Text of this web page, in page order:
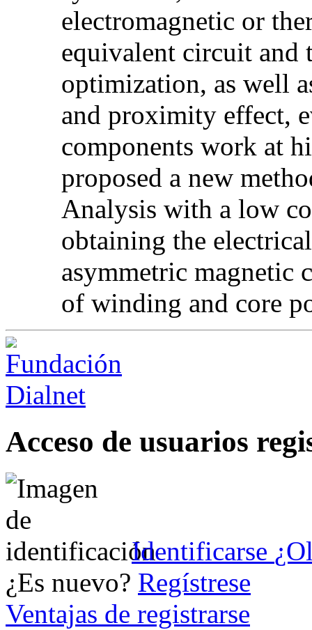
electromagnetic or
equivalent circuit and
optimization, as well
and proximity effect,
components work at
proposed a new
Analysis with a low
obtaining the
asymmetric magnetic
of winding and core
Acceso de usuarios
Identificarse
¿Es nuevo? Regístrese
Ventajas de registrarse